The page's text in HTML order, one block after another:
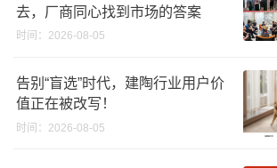
去，厂商同心找到市场的答案
时间：2026-08-05
告别“盲选”时代，建陶行业用户价
值正在被改写！
时间：2026-08-05